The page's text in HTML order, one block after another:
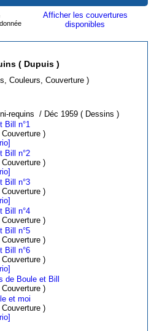
Afficher les couvertures
disponibles
( Dupuis )
/ Avr 2014 ( Dessins, Couleurs, Couverture )
• Tome 0 : Boule contre les mini-requins / Déc 1959 ( Dessins )
Bill n°1
Couverture )
Bill n°2
Couverture )
Bill n°3
Couverture )
Bill n°4
Couverture )
Bill n°5
Couverture )
Bill n°6
Couverture )
de Boule et Bill
Couverture )
et moi
Couverture )